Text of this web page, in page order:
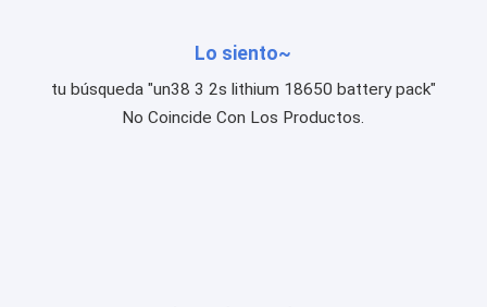
Lo siento~
tu búsqueda "un38 3 2s lithium 18650 battery pack"
No Coincide Con Los Productos.